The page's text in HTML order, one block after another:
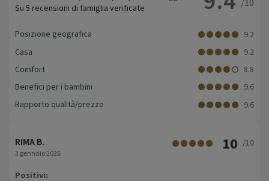
Su 5 recensioni di famiglia verificate
/10
Posizione geografica
9.2
Casa
9.2
Comfort
8.8
Benefici per i bambini
9.6
Rapporto qualità/prezzo
9.6
RIMA B.
3 gennaio 2026
10 /10
Positivi: